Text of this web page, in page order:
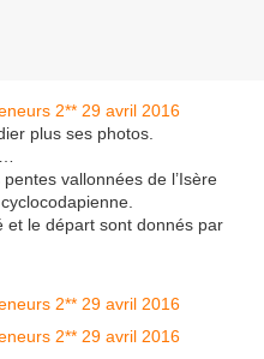
plus ses photos.
vallonnées de l’Isère
et le départ sont donnés par